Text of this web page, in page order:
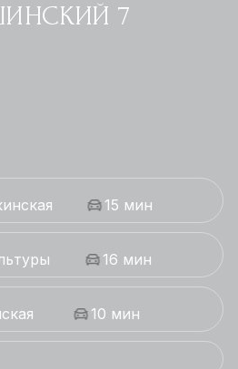
7
15 мин
16 мин
10 мин